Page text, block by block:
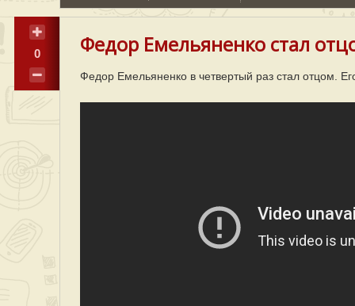
0 Федор Емельяненко стал
Федор Емельяненко в четвертый раз стал отцом.